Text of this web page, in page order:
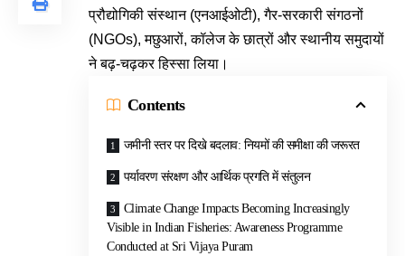
प्रौद्योगिकी संस्थान (एनआईओटी), गैर-सरकारी संगठनों
(NGOs), मछुआरों, कॉलेज के छात्रों और स्थानीय समुदायों
ने बढ़-चढ़कर हिस्सा लिया ।
Contents
जमीनी स्तर पर दिखे बदलाव: नियमों की समीक्षा की जरूरत
पर्यावरण संरक्षण और आर्थिक प्रगति में संतुलन
Climate Change Impacts Becoming Increasingly
Visible in Indian Fisheries: Awareness Programme
Conducted at Sri Vijaya Puram